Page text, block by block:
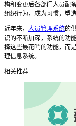
构和变更后各部门人员配
组织行为，成为习惯，塑
近年来， 人员管理系统的
识的不断加深，系统的功
择这些最花哨的功能，而
理信息系统。
相关推荐